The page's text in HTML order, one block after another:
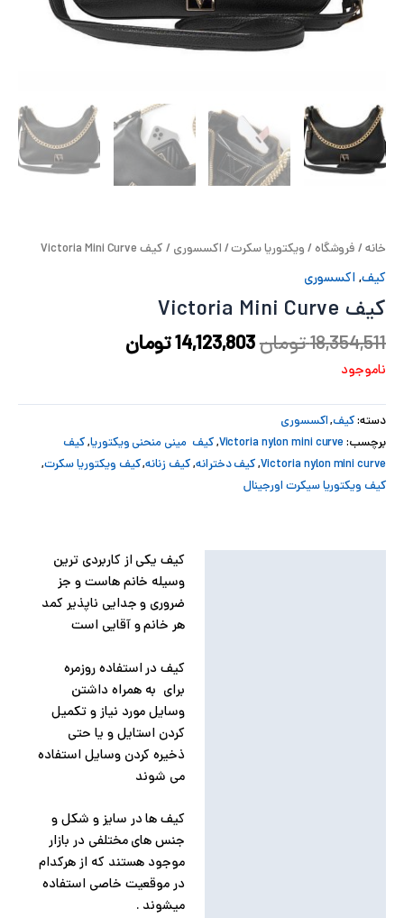
خانه/فروشگاه/ویکتوریا سکرت/اکسسوری/ کیف Victoria Mini Curve
کیف,اکسسوری
کیف Victoria Mini Curve
18,354,511تومان14,123,803تومان
ناموجود
دسته:کیف,اکسسوری
برچسب:Victoria nylon mini curve
,کیف مینی منحنی ویکتوریا,کیف
Victoria nylon mini curve
,کیف دخترانه,کیف زنانه,کیف ویکتوریا سکرت,
کیف ویکتوریا سیکرت اورجینال
کیف یکی از کاربردی ترین
وسیله خانم هاست و جز
ضروری و جدایی ناپذیر کمد
هر خانم و آقایی است
کیف در استفاده روزمره
برای به همراه داشتن
وسایل مورد نیاز و تکمیل
کردن استایل و یا حتی
ذخیره کردن وسایل استفاده
می شوند
کیف ها در سایز و شکل و
جنس های مختلفی در بازار
موجود هستند که از هرکدام
در موقعیت خاصی استفاده
میشوند .